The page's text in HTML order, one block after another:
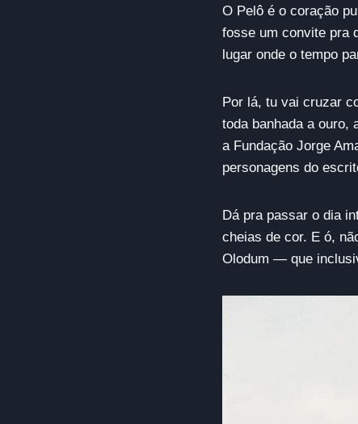
O Pelô é o coração
fosse um convite pra
lugar onde o tempo
Por lá, tu vai cruzar
toda banhada a ouro,
a Fundação Jorge
personagens do
Dá pra passar o dia
cheias de cor. E ó,
Olodum — que